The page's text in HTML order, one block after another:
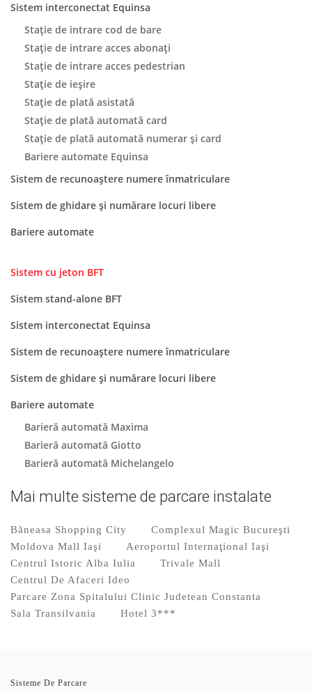
Sistem interconectat Equinsa
Stație de intrare cod de bare
Stație de intrare acces abonați
Stație de intrare acces pedestrian
Stație de ieșire
Staţie de plată asistată
Stație de plată automată card
Stație de plată automată numerar și card
Bariere automate Equinsa
Sistem de recunoaștere numere înmatriculare
Sistem de ghidare și numărare locuri libere
Bariere automate
Sistem cu jeton BFT
Sistem stand-alone BFT
Sistem interconectat Equinsa
Sistem de recunoaștere numere înmatriculare
Sistem de ghidare și numărare locuri libere
Bariere automate
Barieră automată Maxima
Barieră automată Giotto
Barieră automată Michelangelo
Mai multe sisteme de parcare instalate
Băneasa Shopping City
Complexul Magic Bucureşti
Moldova Mall Iaşi
Aeroportul Internaţional Iaşi
Centrul Istoric Alba Iulia
Trivale Mall
Centrul De Afaceri Ideo
Parcare Zona Spitalului Clinic Judetean Constanta
Sala Transilvania
Hotel 3***
Sisteme De Parcare